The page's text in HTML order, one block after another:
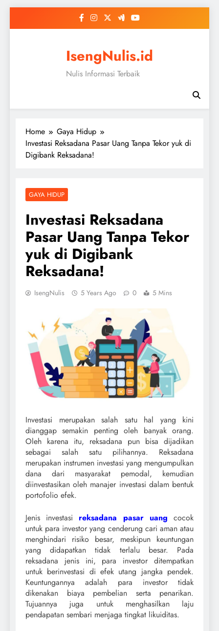
IsengNulis.id
Nulis Informasi Terbaik
Home
Gaya Hidup
Investasi Reksadana Pasar Uang Tanpa Tekor yuk di
Digibank Reksadana!
GAYA HIDUP
Investasi Reksadana
Pasar Uang Tanpa Tekor
yuk di Digibank
Reksadana!
IsengNulis 5 Years Ago 0 5 Mins
Investasi merupakan salah satu hal yang kini
dianggap semakin penting oleh banyak orang.
Oleh karena itu, reksadana pun bisa dijadikan
sebagai salah satu pilihannya. Reksadana
merupakan instrumen investasi yang mengumpulkan
dana dari masyarakat pemodal, kemudian
diinvestasikan oleh manajer investasi dalam bentuk
portofolio efek.
Jenis investasi reksadana pasar uang cocok
untuk para investor yang cenderung cari aman atau
menghindari risiko besar, meskipun keuntungan
yang didapatkan tidak terlalu besar. Pada
reksadana jenis ini, para investor ditempatkan
untuk berinvestasi di efek utang jangka pendek.
Keuntungannya adalah para investor tidak
dikenakan biaya pembelian serta penarikan.
Tujuannya juga untuk menghasilkan laju
pendapatan sembari menjaga tingkat likuiditas.